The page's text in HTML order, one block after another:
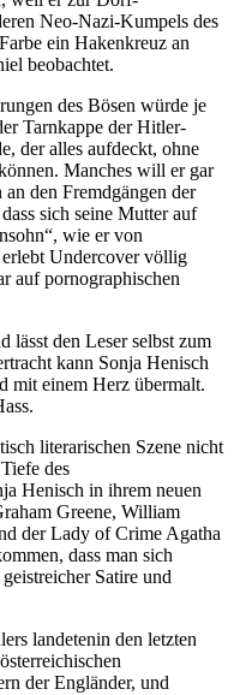
Neo-Nazi-Kumpels des
ein Hakenkreuz an
beobachtet.
des Bösen würde je
Tarnkappe der Hitler-
der alles aufdeckt, ohne
Manches will er gar
den Fremdgängen der
sich seine Mutter auf
wie er von
Undercover völlig
auf pornographischen
lässt den Leser selbst zum
kann Sonja Henisch
mit einem Herz übermalt.
literarischen Szene nicht
des
Henisch in ihrem neuen
Greene, William
der Lady of Crime Agatha
dass man sich
Satire und
landetenin den letzten
der Engländer, und